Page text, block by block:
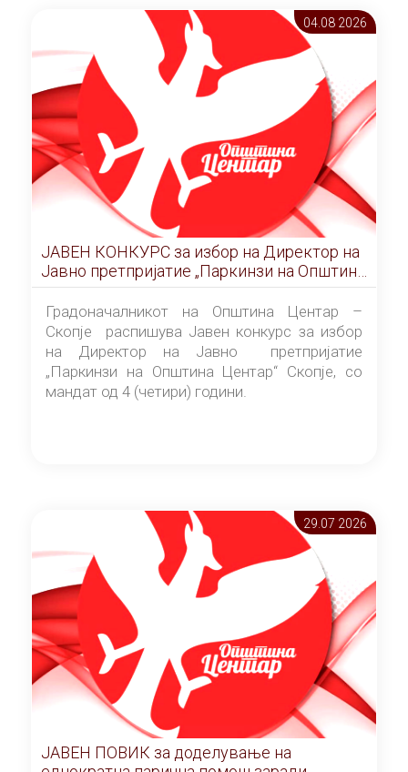
Скопје” број 9/2026), за времетраење од 3
(три) години од денот на потпишувањето на
Договорот за закуп со најповолниот
понудувач.
04.08 2026
ЈАВЕН КОНКУРС за избор на Директор на
Јавно претпријатие „Паркинзи на Општина
Центар“ – Скопје
Градоначалникот на Општина Центар –
Скопје распишува Јавен конкурс за избор
на Директор на Јавно претпријатие
„Паркинзи на Општина Центар“ Скопје, со
мандат од 4 (четири) години.
29.07 2026
ЈАВЕН ПОВИК за доделување на